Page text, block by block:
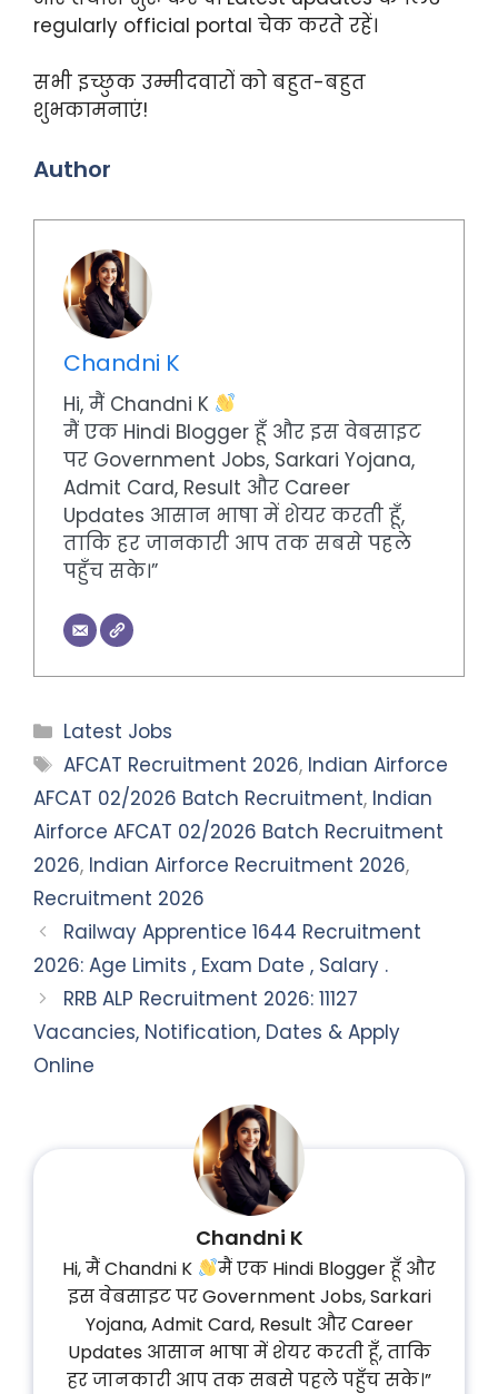
regularly official portal चेक करते रहें।
सभी इच्छुक उम्मीदवारों को बहुत-बहुत
शुभकामनाएं!
Author
Chandni K
Hi, मैं Chandni K
मैं एक Hindi Blogger हूँ और इस वेबसाइट
पर Government Jobs, Sarkari Yojana,
Admit Card, Result और Career
Updates आसान भाषा में शेयर करती हूँ,
ताकि हर जानकारी आप तक सबसे पहले
पहुँच सके।”
Categories
Latest Jobs
Tags
AFCAT Recruitment 2026, Indian Airforce
AFCAT 02/2026 Batch Recruitment, Indian
Airforce AFCAT 02/2026 Batch Recruitment
2026, Indian Airforce Recruitment 2026,
Recruitment 2026
Railway Apprentice 1644 Recruitment
2026: Age Limits , Exam Date , Salary .
RRB ALP Recruitment 2026: 11127
Vacancies, Notification, Dates & Apply
Online
Chandni K
Hi, मैं Chandni K
मैं एक Hindi Blogger हूँ और
इस वेबसाइट पर Government Jobs, Sarkari
Yojana, Admit Card, Result और Career
Updates आसान भाषा में शेयर करती हूँ, ताकि
हर जानकारी आप तक सबसे पहले पहुँच सके।”